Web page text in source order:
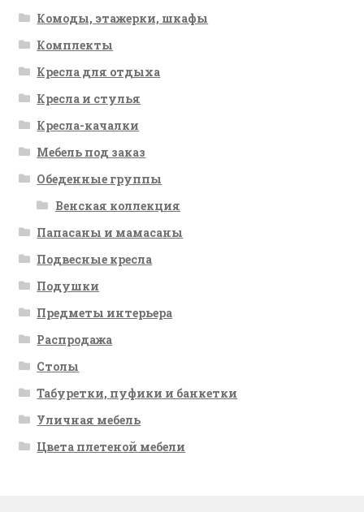
Комоды, этажерки, шкафы
Комплекты
Кресла для отдыха
Кресла и стулья
Кресла-качалки
Мебель под заказ
Обеденные группы
Венская коллекция
Папасаны и мамасаны
Подвесные кресла
Подушки
Предметы интерьера
Распродажа
Столы
Табуретки, пуфики и банкетки
Уличная мебель
Цвета плетеной мебели